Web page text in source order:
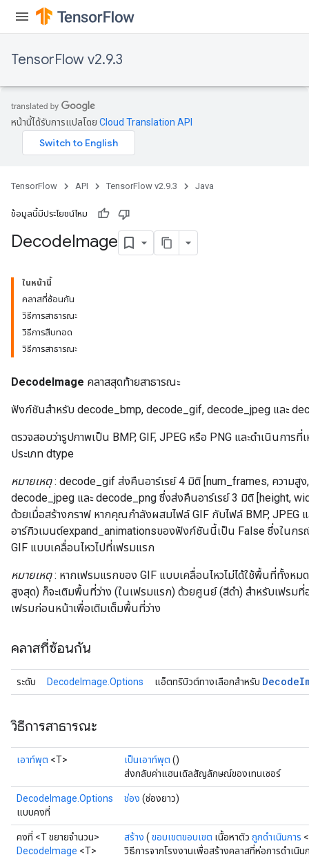
TensorFlow v2.9.3
หน้านี้ได้รับการแปลโดย Cloud Translation API
TensorFlow API TensorFlow v2.9.3 Java
ข้อมูลนี้มีประโยชน์ไหม
DecodeImage
ในหน้านี้
คลาสที่ซ้อนกัน
วิธีการสาธารณะ
วิธีการสืบทอด
วิธีการสาธารณะ
DecodeImage คลาสสุดท้ายสาธารณะ
ฟังก์ชันสำหรับ decode_bmp, decode_gif, decode_jpeg และ
ตรวจสอบว่ารูปภาพเป็น BMP, GIF, JPEG หรือ PNG และดำเนินการ
ประเภท dtype
หมายเหตุ: decode_gif ส่งคืนอาร์เรย์ 4 มิติ [num_frames, ความสู
decode_jpeg และ decode_png ซึ่งส่งคืนอาร์เรย์ 3 มิติ [height,
ด้วยเมื่อสร้างกราฟ หากคุณกำลังผสมไฟล์ GIF กับไฟล์ BMP, JPEG
อาร์กิวเมนต์expand_animationsของฟังก์ชันนี้เป็น False ซึ่งในกร
GIF แบบเคลื่อนไหวไปที่เฟรมแรก
หมายเหตุ: หากเฟรมแรกของ GIF แบบเคลื่อนไหวไม่ได้ใช้พื้นที่ทั้งหม
สูงสุด) ก็จะเติมพื้นที่ว่าง (ในเฟรมแรก) ด้วยศูนย์ (สีดำ) สำหรับเฟรม
เฟรมก่อนหน้าเพื่อเติมเต็มพื้นที่ว่าง
คลาสที่ซ้อนกัน
ระดับ DecodeImage.Options แอ็ตทริบิวต์ทางเลือกสำหรับ Decode
วิธีการสาธารณะ
เอาท์พุต <T> เป็นเอาท์พุต ()
ส่งกลับค่าแฮนเดิลสัญลักษณ์ของเทนเซอร์
DecodeImage.Options
แบบคงที่
ช่อง (ช่องยาว)
คงที่ <T ขยายจำนวน>
DecodeImage <T>
สร้าง ( ขอบเขตขอบเขต เนื้อหาตัว ถูกดำเนินการ
วิธีการจากโรงงานเพื่อสร้างคลาสที่ห่อการดำเนิ